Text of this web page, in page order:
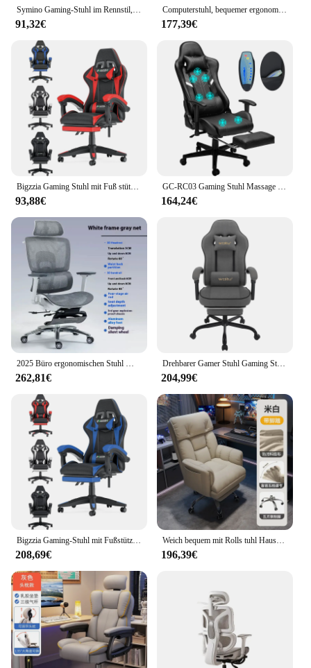
Symino Gaming-Stuhl im Rennstil, Bürostuhl mit Fußstütze und verstellbaren Armlehnen, 200 kg Tragfähigkeit
91,32€
Computerstuhl, bequemer ergonomischer Bürostuhl, Lordosenstütze, Esports-Stuhl, 4D-verstellbare Armlehne, Kopfstütze, Freizeit-Liegestuhl
177,39€
Bigzzia Gaming Stuhl mit Fuß stütze Gamer Stühle ergonomisch mit Lenden kissen Kopfstütze Stuhl höhen verstellbarer Bürostuhl
93,88€
GC-RC03 Gaming Stuhl Massage ergonomische hohe Rückenlehne Design Lendenwirbel säule entspannen neue maßge schneiderte Pu Massage Computer Büros tühle
164,24€
262,81€
Drehbarer Gamer Stuhl Gaming Stuhl ergonomischer Büro computer Stuhl mit Lenden kissen Kissen Fuß stütze
204,99€
208,69€
Weich bequem mit Rolls tuhl Haushalt faul Computer Stuhl Fünf-Gang-Einstellung Sofa Freizeit Liege für Schlafzimmer Büro
196,39€